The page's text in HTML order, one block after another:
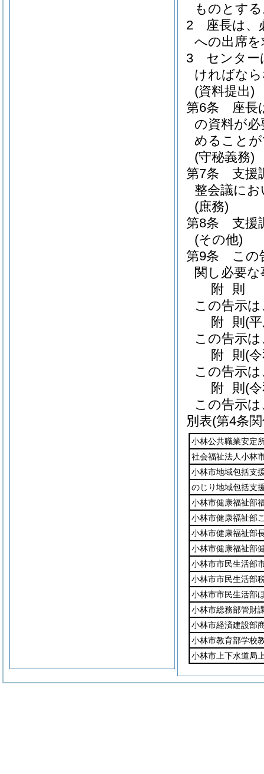
ものとす
2
座長は、
への出席
3
センター
ければな
(資料提出)
第6条
座長
の資料が
めること
(守秘義務)
第7条
支援
整会議に
(庶務)
第8条
支援
(その他)
第9条
この
関し必要
附 則
この告示
附 則 (
この告示
附 則 (
この告示
附 則 (
この告示
別表(第4条
小林公共職業安定
社会福祉法人小林
小林市地域包括支
のじり地域包括支
小林市健康福祉部
小林市健康福祉部
小林市健康福祉部
小林市健康福祉部
小林市市民生活部
小林市市民生活部
小林市市民生活部
小林市総務部管財
小林市経済建設部
小林市教育部学校
小林市上下水道局